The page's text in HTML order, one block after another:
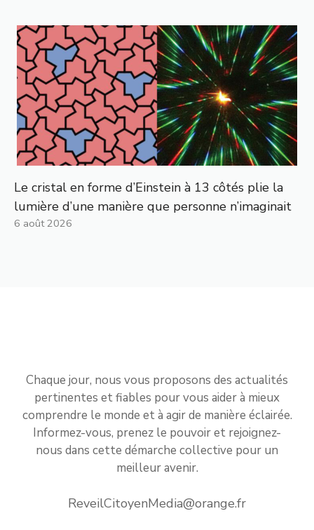
Le cristal en forme d’Einstein à 13 côtés plie la
lumière d’une manière que personne n’imaginait
6 août 2026
Chaque jour, nous vous proposons des actualités
pertinentes et fiables pour vous aider à mieux
comprendre le monde et à agir de manière éclairée.
Informez-vous, prenez le pouvoir et rejoignez-
nous dans cette démarche collective pour un
meilleur avenir.
ReveilCitoyenMedia@orange.fr